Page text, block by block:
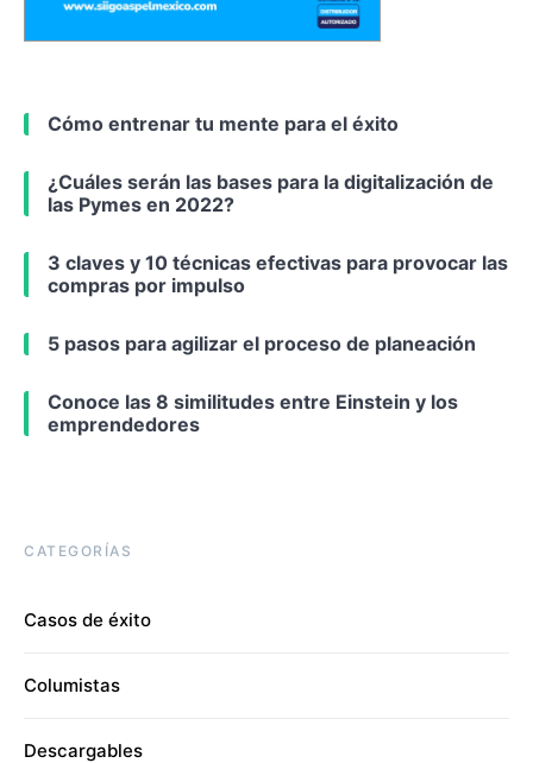
Cómo entrenar tu mente para el éxito
¿Cuáles serán las bases para la digitalización de
las Pymes en 2022?
3 claves y 10 técnicas efectivas para provocar las
compras por impulso
5 pasos para agilizar el proceso de planeación
Conoce las 8 similitudes entre Einstein y los
emprendedores
CATEGORÍAS
Casos de éxito
Columistas
Descargables